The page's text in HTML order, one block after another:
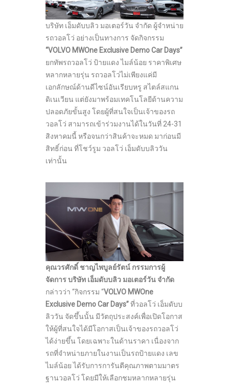
บริษัท เอ็มดับบลิว มอเตอร์วัน จำกัด ผู้จำหน่าย
รถวอลโว่ อย่างเป็นทางการ จัดกิจกรรม
“VOLVO MWOne Exclusive Demo Car Days”
ยกทัพรถวอลโว่ ป้ายแดง ไมล์น้อย ราคาพิเศษ
หลากหลายรุ่น รถวอลโว่ไม่เพียงแค่มี
เอกลักษณ์ด้านดีไซน์อันเรียบหรู สไตล์สแกน
ดิเนเวียน แต่ยังมาพร้อมเทคโนโลยีด้านความ
ปลอดภัยขั้นสูง โดยผู้ที่สนใจเป็นเจ้าของรถ
วอลโว่ สามารถเข้าร่วมงานได้ในวันที่ 24-31
สิงหาคมนี้ หรือจนกว่าสินค้าจะหมด มาก่อนมี
สิทธิ์ก่อน ที่โชว์รูม วอลโว่ เอ็มดับบลิววัน
เท่านั้น
คุณวรศักดิ์ ชาญไพบูลย์รัตน์ กรรมการผู้
จัดการ บริษัท เอ็มดับบลิว มอเตอร์วัน จำกัด
กล่าวว่า “กิจกรรม “VOLVO MWOne
Exclusive Demo Car Days”ที่วอลโว่ เอ็มดับบ
ลิววัน จัดขึ้นนั้น มีวัตถุประสงค์เพื่อเปิดโอกาส
ให้ผู้ที่สนใจได้มีโอกาสเป็นเจ้าของรถวอลโว่
ได้ง่ายขึ้น โดยเฉพาะในด้านราคา เนื่องจาก
รถที่จำหน่ายภายในงานเป็นรถป้ายแดง เลข
ไมล์น้อย ได้รับการการันตีคุณภาพตามมาตร
ฐานวอลโว่ โดยมีให้เลือกชมหลากหลายรุ่น